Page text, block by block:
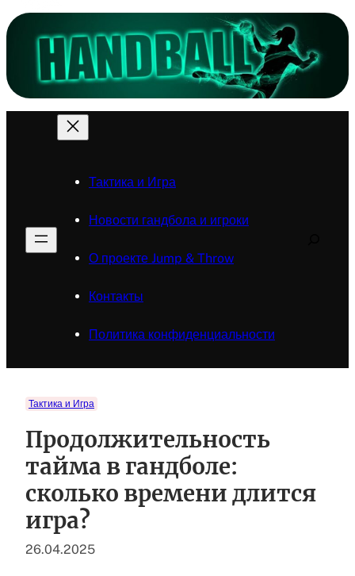
Тактика и Игра
Новости гандбола и игроки
О проекте Jump & Throw
Контакты
Политика конфиденциальности
Тактика и Игра
Продолжительность
тайма в гандболе:
сколько времени длится
игра?
26.04.2025